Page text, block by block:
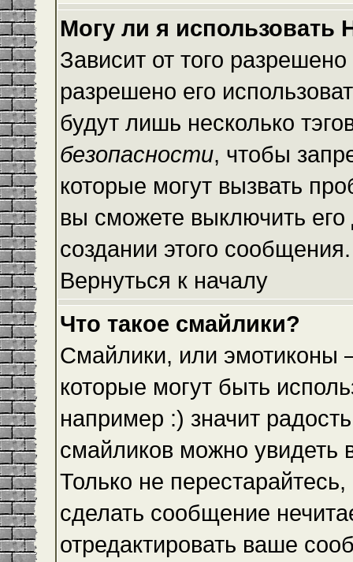
Могу ли я использовать
Зависит от того
разрешено его
будут лишь несколько
безопасности, чтобы
которые могут вызвать
вы сможете выключить
создании этого сообщения.
Вернуться к началу
Что такое смайлики?
Смайлики, или эмотиконы
которые могут быть
например :) значит
смайликов можно
Только не
сделать сообщение
отредактировать ваше